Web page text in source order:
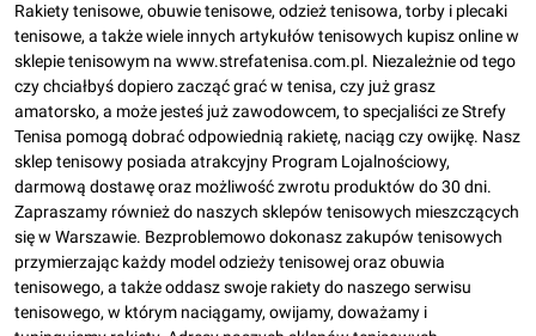
Rakiety tenisowe, obuwie tenisowe, odzież tenisowa, torby i plecaki
tenisowe, a także wiele innych artykułów tenisowych kupisz online w
sklepie tenisowym na www.strefatenisa.com.pl. Niezależnie od tego
czy chciałbyś dopiero zacząć grać w tenisa, czy już grasz
amatorsko, a może jesteś już zawodowcem, to specjaliści ze Strefy
Tenisa pomogą dobrać odpowiednią rakietę, naciąg czy owijkę. Nasz
sklep tenisowy posiada atrakcyjny Program Lojalnościowy,
darmową dostawę oraz możliwość zwrotu produktów do 30 dni.
Zapraszamy również do naszych sklepów tenisowych mieszczących
się w Warszawie. Bezproblemowo dokonasz zakupów tenisowych
przymierzając każdy model odzieży tenisowej oraz obuwia
tenisowego, a także oddasz swoje rakiety do naszego serwisu
tenisowego, w którym naciągamy, owijamy, doważamy i